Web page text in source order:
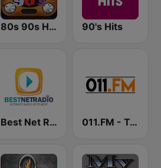
80s 90s Hits Radio 90's Hits
Best Net Radio - 80s and 90s Mix 011.FM - Totally 90s